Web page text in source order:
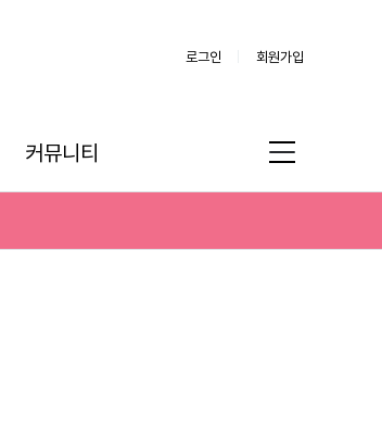
로그인 회원가입
커뮤니티